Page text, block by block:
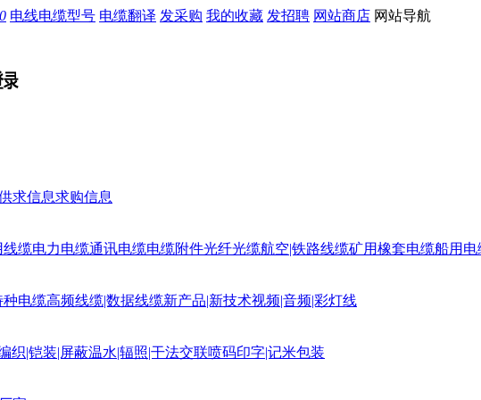
0 电线电缆型号 电缆翻译 发采购 我的收藏 发招聘 网站商店 网站导航
求信息求购信息
线缆电力电缆通讯电缆电缆附件光纤光缆航空|铁路线缆矿用橡套电缆船用电
种电缆高频线缆|数据线缆新产品|新技术视频|音频|彩灯线
织|铠装|屏蔽温水|辐照|干法交联喷码印字|记米包装